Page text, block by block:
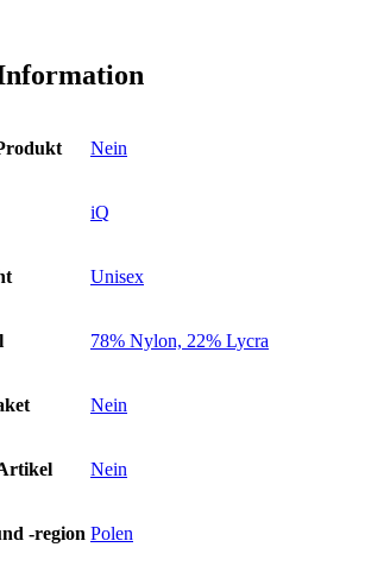
Nein
iQ
Unisex
78% Nylon, 22% Lycra
Nein
Nein
-region Polen